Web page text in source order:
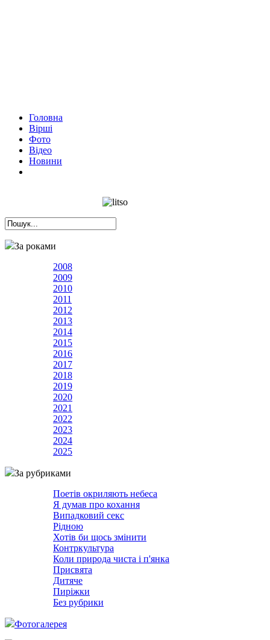
Головна
Вірші
Фото
Відео
Новини
За роками
2008
2009
2010
2011
2012
2013
2014
2015
2016
2017
2018
2019
2020
2021
2022
2023
2024
2025
За рубриками
Поетів окриляють небеса
Я думав про кохання
Випадковий секс
Рідною
Хотів би щось змінити
Контркультура
Коли природа чиста і п'янка
Присвята
Дитяче
Пиріжки
Без рубрики
Фотогалерея